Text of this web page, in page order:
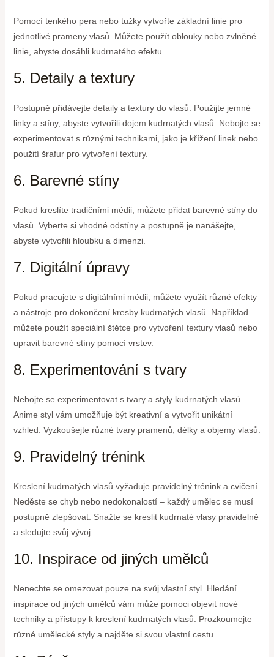
Pomocí tenkého pera nebo tužky vytvořte základní linie pro
jednotlivé prameny vlasů. Můžete použít oblouky nebo zvlněné
linie, abyste dosáhli kudrnatého efektu.
5. Detaily a textury
Postupně přidávejte detaily a textury do vlasů. Použijte jemné
linky a stíny, abyste vytvořili dojem kudrnatých vlasů. Nebojte se
experimentovat s různými technikami, jako je křížení linek nebo
použití šrafur pro vytvoření textury.
6. Barevné stíny
Pokud kreslíte tradičními médii, můžete přidat barevné stíny do
vlasů. Vyberte si vhodné odstíny a postupně je nanášejte,
abyste vytvořili hloubku a dimenzi.
7. Digitální úpravy
Pokud pracujete s digitálními médii, můžete využít různé efekty
a nástroje pro dokončení kresby kudrnatých vlasů. Například
můžete použít speciální štětce pro vytvoření textury vlasů nebo
upravit barevné stíny pomocí vrstev.
8. Experimentování s tvary
Nebojte se experimentovat s tvary a styly kudrnatých vlasů.
Anime styl vám umožňuje být kreativní a vytvořit unikátní
vzhled. Vyzkoušejte různé tvary pramenů, délky a objemy vlasů.
9. Pravidelný trénink
Kreslení kudrnatých vlasů vyžaduje pravidelný trénink a cvičení.
Neděste se chyb nebo nedokonalostí – každý umělec se musí
postupně zlepšovat. Snažte se kreslit kudrnaté vlasy pravidelně
a sledujte svůj vývoj.
10. Inspirace od jiných umělců
Nenechte se omezovat pouze na svůj vlastní styl. Hledání
inspirace od jiných umělců vám může pomoci objevit nové
techniky a přístupy k kreslení kudrnatých vlasů. Prozkoumejte
různé umělecké styly a najděte si svou vlastní cestu.